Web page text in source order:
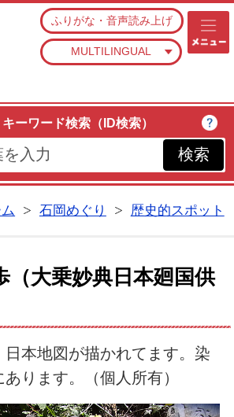
石
ふりがな・音声読み上げ
MULTILINGUAL
キーワード検索（ID検索）
石岡めぐり 歴史的スポット
（大乗妙典日本廻国供
本地図が描かれてます。染
ります。（個人所有）